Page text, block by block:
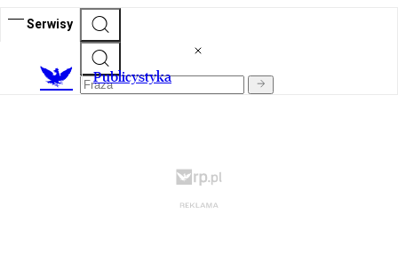
Serwisy
Publicystyka